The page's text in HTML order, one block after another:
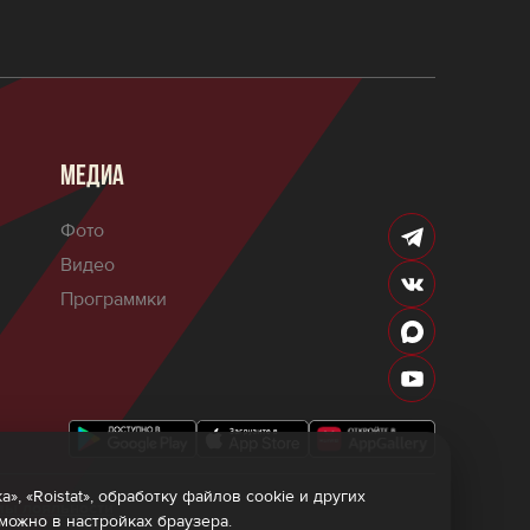
МЕДИА
Фото
Видео
Программки
лояльности
«Roistat», обработку файлов cookie и других
в настройках браузера.